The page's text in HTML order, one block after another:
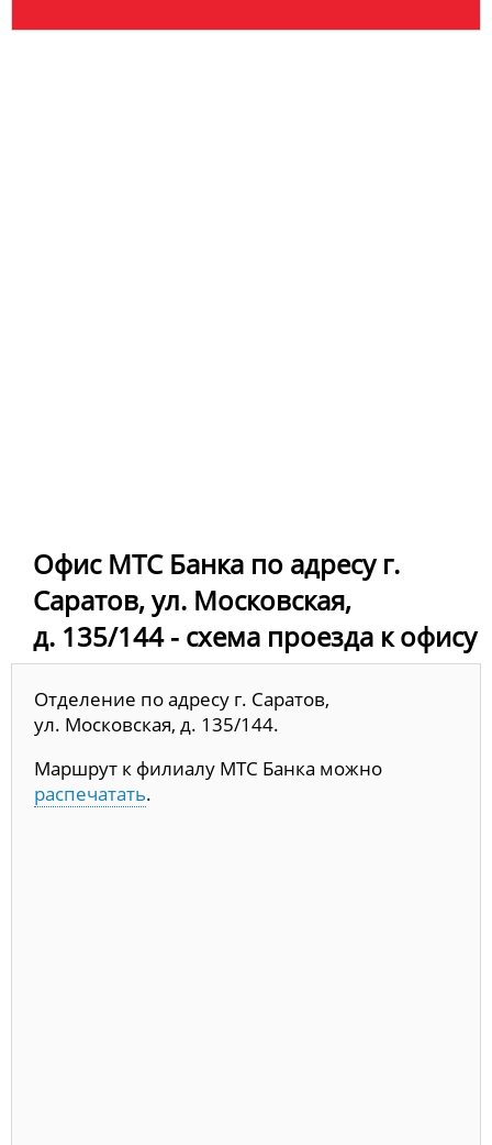
Офис МТС Банка по адресу г.
Саратов, ул. Московская,
д. 135/144 - схема проезда к офису
Отделение по адресу г. Саратов,
ул. Московская, д. 135/144.
Маршрут к филиалу МТС Банка можно
распечатать.